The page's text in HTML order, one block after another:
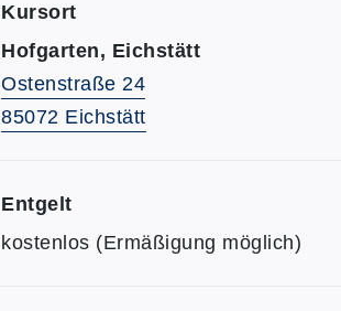
Kursort
Hofgarten, Eichstätt
Ostenstraße 24
85072 Eichstätt
Entgelt
kostenlos (Ermäßigung möglich)